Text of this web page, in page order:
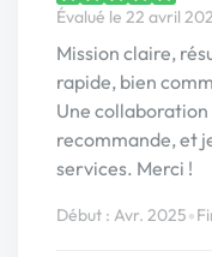
Évalué le 22 avril
Mission claire,
rapide, bien
Une
recommande, et
services. Merci !
Début : Avr. 2025•